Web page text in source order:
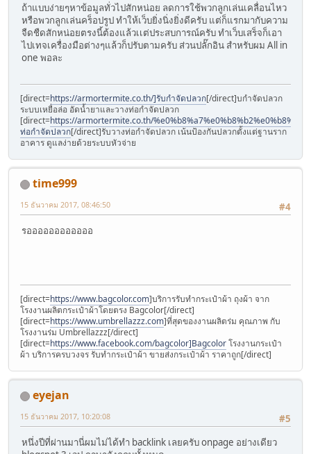
ถ้าแบบง่ายๆหาข้อมูลทั่วไปสักหน่อย ลดการใช้พวกลูกเล่นเคลื่อนไหว
หรือพวกลูกเล่นคร็อปรูป ทำให้เว็บยิ่งนิ่งยิ่งดีครับ แต่ก็แรกมากับความ
จืดชืดสักหน่อยตรงนี้ต้องแล้วเเต่ประสบการณ์ครับ ทำเว็บเสร็จก็เอา
ไปเทจเครื่องมือต่างๆแล้วก็ปรับตามครับ ส่วนปลั๊กอิน สำหรับผม All in
one พอละ
[direct=https://armortermite.co.th/]รับกำจัดปลวก[/direct]บกำจัดปลวก
ระบบเหยื่อล่อ อัดน้ำยาและวางท่อกำจัดปลวก
[direct=https://armortermite.co.th/
ท่อกำจัดปลวก[/direct]รับวางท่อกำจัดปลวก เน้นป้องกันปลวกตั้งแต่ฐานราก
อาคาร ดูแลง่ายด้วยระบบหัวจ่าย
time999
#4
15 ธันวาคม 2017, 08:46:50
รออออออออออออ
[direct=https://www.bagcolor.com]บริการรับทำกระเป๋าผ้า ถุงผ้า จาก
โรงงานผลิตกระเป๋าผ้าโดยตรง Bagcolor[/direct]
[direct=https://www.umbrellazzz.com]ที่สุดของงานผลิตร่ม คุณภาพ กับ
โรงงานร่ม Umbrellazzz[/direct]
[direct=https://www.facebook.com/bagcolor]Bagcolorโรงงานกระเป๋า
ผ้า บริการครบวงจร รับทำกระเป๋าผ้า ขายส่งกระเป๋าผ้า ราคาถูก[/direct]
eyejan
#5
15 ธันวาคม 2017, 10:20:08
หนึ่งปีที่ผ่านมานี่ผมไม่ได้ทำ backlink เลยครับ onpage อย่างเดียว